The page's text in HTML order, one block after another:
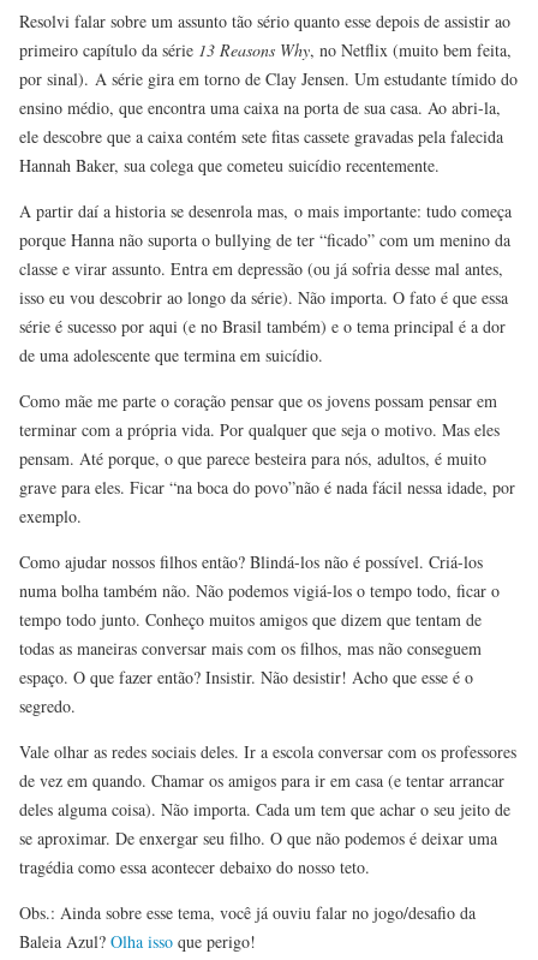
Resolvi falar sobre um assunto tão sério quanto esse depois de assistir ao
primeiro capítulo da série 13 Reasons Why, no Netflix (muito bem feita,
por sinal). A série gira em torno de Clay Jensen. Um estudante tímido do
ensino médio, que encontra uma caixa na porta de sua casa. Ao abri-la,
ele descobre que a caixa contém sete fitas cassete gravadas pela falecida
Hannah Baker, sua colega que cometeu suicídio recentemente.
A partir daí a historia se desenrola mas, o mais importante: tudo começa
porque Hanna não suporta o bullying de ter “ficado” com um menino da
classe e virar assunto. Entra em depressão (ou já sofria desse mal antes,
isso eu vou descobrir ao longo da série). Não importa. O fato é que essa
série é sucesso por aqui (e no Brasil também) e o tema principal é a dor
de uma adolescente que termina em suicídio.
Como mãe me parte o coração pensar que os jovens possam pensar em
terminar com a própria vida. Por qualquer que seja o motivo. Mas eles
pensam. Até porque, o que parece besteira para nós, adultos, é muito
grave para eles. Ficar “na boca do povo”não é nada fácil nessa idade, por
exemplo.
Como ajudar nossos filhos então? Blindá-los não é possível. Criá-los
numa bolha também não. Não podemos vigiá-los o tempo todo, ficar o
tempo todo junto. Conheço muitos amigos que dizem que tentam de
todas as maneiras conversar mais com os filhos, mas não conseguem
espaço. O que fazer então? Insistir. Não desistir! Acho que esse é o
segredo.
Vale olhar as redes sociais deles. Ir a escola conversar com os professores
de vez em quando. Chamar os amigos para ir em casa (e tentar arrancar
deles alguma coisa). Não importa. Cada um tem que achar o seu jeito de
se aproximar. De enxergar seu filho. O que não podemos é deixar uma
tragédia como essa acontecer debaixo do nosso teto.
Obs.: Ainda sobre esse tema, você já ouviu falar no jogo/desafio da
Baleia Azul? Olha isso que perigo!